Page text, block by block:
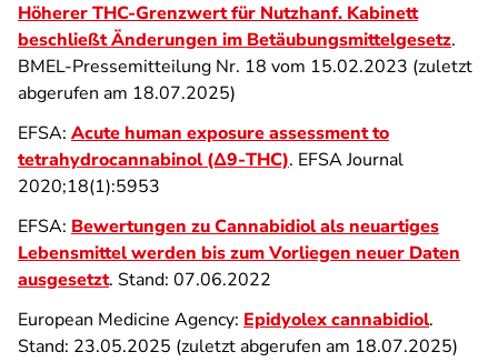
Höherer THC-Grenzwert für Nutzhanf. Kabinett
beschließt Änderungen im Betäubungsmittelgesetz.
BMEL-Pressemitteilung Nr. 18 vom 15.02.2023 (zuletzt
abgerufen am 18.07.2025)
EFSA: Acute human exposure assessment to
tetrahydrocannabinol (Δ9‐THC). EFSA Journal
2020;18(1):5953
EFSA: Bewertungen zu Cannabidiol als neuartiges
Lebensmittel werden bis zum Vorliegen neuer Daten
ausgesetzt. Stand: 07.06.2022
European Medicine Agency: Epidyolex cannabidiol.
Stand: 23.05.2025 (zuletzt abgerufen am 18.07.2025)